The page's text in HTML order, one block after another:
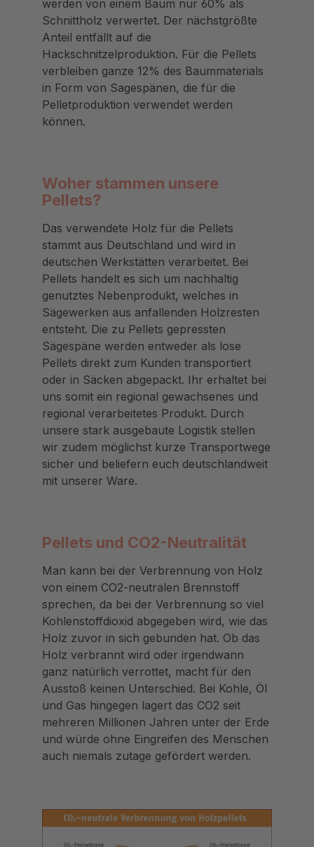
werden von einem Baum nur 60% als
Schnittholz verwertet. Der nächstgrößte
Anteil entfällt auf die
Hackschnitzelproduktion. Für die Pellets
verbleiben ganze 12% des Baummaterials
in Form von Sagespänen, die für die
Pelletproduktion verwendet werden
können.
Woher stammen unsere
Pellets?
Das verwendete Holz für die Pellets
stammt aus Deutschland und wird in
deutschen Werkstätten verarbeitet. Bei
Pellets handelt es sich um nachhaltig
genutztes Nebenprodukt, welches in
Sägewerken aus anfallenden Holzresten
entsteht. Die zu Pellets gepressten
Sägespäne werden entweder als lose
Pellets direkt zum Kunden transportiert
oder in Säcken abgepackt. Ihr erhaltet bei
uns somit ein regional gewachsenes und
regional verarbeitetes Produkt. Durch
unsere stark ausgebaute Logistik stellen
wir zudem möglichst kurze Transportwege
sicher und beliefern euch deutschlandweit
mit unserer Ware.
Pellets und CO2-Neutralität
Man kann bei der Verbrennung von Holz
von einem CO2-neutralen Brennstoff
sprechen, da bei der Verbrennung so viel
Kohlenstoffdioxid abgegeben wird, wie das
Holz zuvor in sich gebunden hat. Ob das
Holz verbrannt wird oder irgendwann
ganz natürlich verrottet, macht für den
Ausstoß keinen Unterschied. Bei Kohle, Öl
und Gas hingegen lagert das CO2 seit
mehreren Millionen Jahren unter der Erde
und würde ohne Eingreifen des Menschen
auch niemals zutage gefördert werden.